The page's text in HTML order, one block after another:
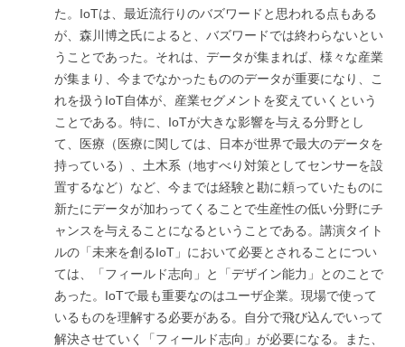
た。IoTは、最近流行りのバズワードと思われる点もある
が、森川博之氏によると、バズワードでは終わらないとい
うことであった。それは、データが集まれば、様々な産業
が集まり、今までなかったもののデータが重要になり、こ
れを扱うIoT自体が、産業セグメントを変えていくという
ことである。特に、IoTが大きな影響を与える分野とし
て、医療（医療に関しては、日本が世界で最大のデータを
持っている）、土木系（地すべり対策としてセンサーを設
置するなど）など、今までは経験と勘に頼っていたものに
新たにデータが加わってくることで生産性の低い分野にチ
ャンスを与えることになるということである。講演タイト
ルの「未来を創るIoT」において必要とされることについ
ては、「フィールド志向」と「デザイン能力」とのことで
あった。IoTで最も重要なのはユーザ企業。現場で使って
いるものを理解する必要がある。自分で飛び込んでいって
解決させていく「フィールド志向」が必要になる。また、